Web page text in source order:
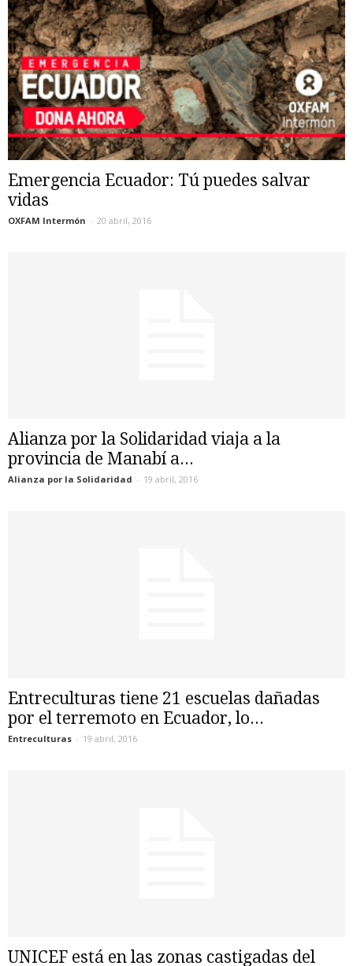
Emergencia Ecuador: Tú puedes salvar
vidas
OXFAM Intermón - 20 abril, 2016
Alianza por la Solidaridad viaja a la
provincia de Manabí a...
Alianza por la Solidaridad - 19 abril, 2016
Entreculturas tiene 21 escuelas dañadas
por el terremoto en Ecuador, lo...
Entreculturas - 19 abril, 2016
UNICEF está en las zonas castigadas del